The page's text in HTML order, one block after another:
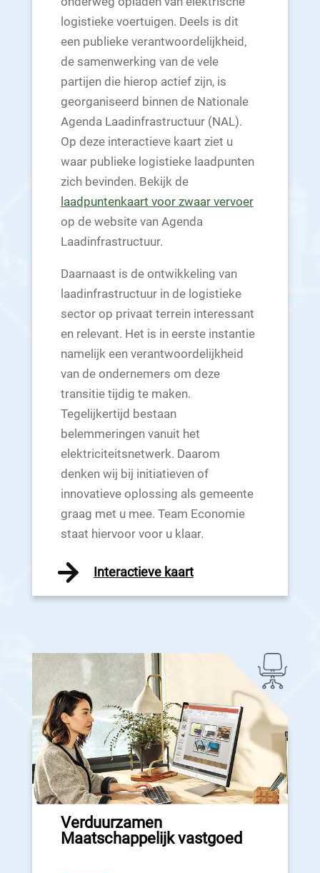
logistieke voertuigen. Deels is dit
een publieke verantwoordelijkheid,
de samenwerking van de vele
partijen die hierop actief zijn, is
georganiseerd binnen de Nationale
Agenda Laadinfrastructuur (NAL).
Op deze interactieve kaart ziet u
waar publieke logistieke laadpunten
zich bevinden. Bekijk de
laadpuntenkaart voor zwaar vervoer
op de website van Agenda
Laadinfrastructuur.
Daarnaast is de ontwikkeling van
laadinfrastructuur in de logistieke
sector op privaat terrein interessant
en relevant. Het is in eerste instantie
namelijk een verantwoordelijkheid
van de ondernemers om deze
transitie tijdig te maken.
Tegelijkertijd bestaan
belemmeringen vanuit het
elektriciteitsnetwerk. Daarom
denken wij bij initiatieven of
innovatieve oplossing als gemeente
graag met u mee. Team Economie
staat hiervoor voor u klaar.
Interactieve kaart
Verduurzamen
Maatschappelijk vastgoed